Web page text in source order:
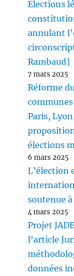
Elections
annulant
Rambaud]
7 mars 2025
Réforme
Paris,
élections
6 mars 2025
L’élection
soutenue
4 mars 2025
Projet
l’article
données